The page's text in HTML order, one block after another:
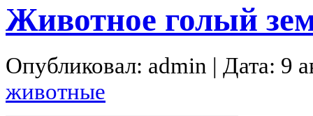
Животное голый
Опубликовал: admin | Дата: 9
животные